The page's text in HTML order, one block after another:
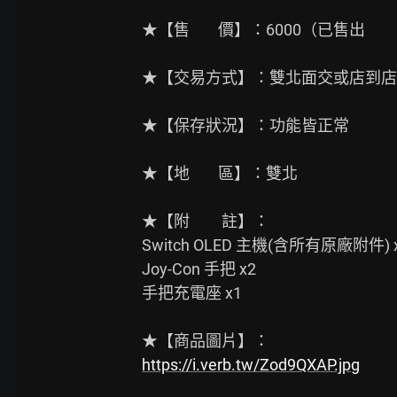
★【售        價】：6000（已售出
★【交易方式】：雙北面交或店到店
★【保存狀況】：功能皆正常
★【地        區】：雙北
★【附　　註】：
Switch OLED 主機(含所有原廠附件)
Joy-Con 手把 x2
手把充電座 x1
https://i.verb.tw/Zod9QXAP.jpg